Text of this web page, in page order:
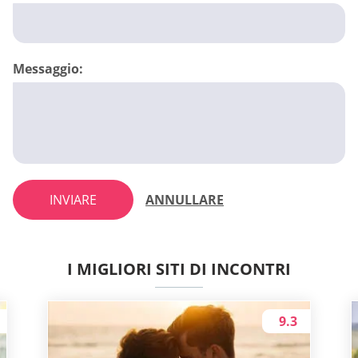
Messaggio:
INVIARE ANNULLARE
I MIGLIORI SITI DI INCONTRI
9.3